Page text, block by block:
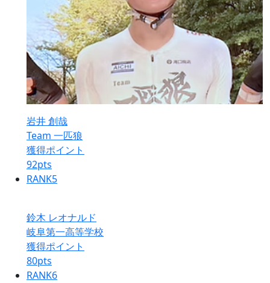
岩井 創哉
Team 一匹狼
獲得ポイント
92pts
RANK5
鈴木 レオナルド
岐阜第一高等学校
獲得ポイント
80pts
RANK6